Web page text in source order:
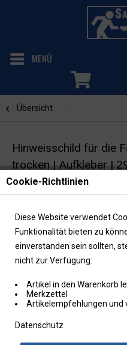
MENÜ
Übersicht
Hinweisschild für die
trocken | Aufkleber |
Cookie-Richtlinien
Diese Website verwendet
Funktionalität bieten zu
einverstanden sein sollten,
nicht zur Verfügung:
Artikel in den Warenkorb
Merkzettel
Artikelempfehlungen und
Datenschutz